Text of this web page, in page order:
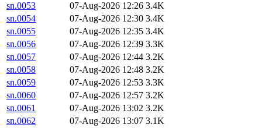
sn.0053
07-Aug-2026 12:26 3.4K
sn.0054
07-Aug-2026 12:30 3.4K
sn.0055
07-Aug-2026 12:35 3.4K
sn.0056
07-Aug-2026 12:39 3.3K
sn.0057
07-Aug-2026 12:44 3.2K
sn.0058
07-Aug-2026 12:48 3.2K
sn.0059
07-Aug-2026 12:53 3.3K
sn.0060
07-Aug-2026 12:57 3.2K
sn.0061
07-Aug-2026 13:02 3.2K
sn.0062
07-Aug-2026 13:07 3.1K